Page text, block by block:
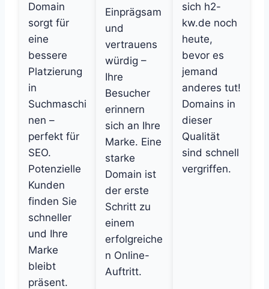
Domain
sorgt für
eine
bessere
Platzierung
in
Suchmaschi
nen –
perfekt für
SEO.
Potenzielle
Kunden
finden Sie
schneller
und Ihre
Marke
bleibt
präsent.
Einprägsam
und
vertrauens
würdig –
Ihre
Besucher
erinnern
sich an Ihre
Marke. Eine
starke
Domain ist
der erste
Schritt zu
einem
erfolgreiche
n Online-
Auftritt.
sich h2-
kw.de noch
heute,
bevor es
jemand
anderes tut!
Domains in
dieser
Qualität
sind schnell
vergriffen.